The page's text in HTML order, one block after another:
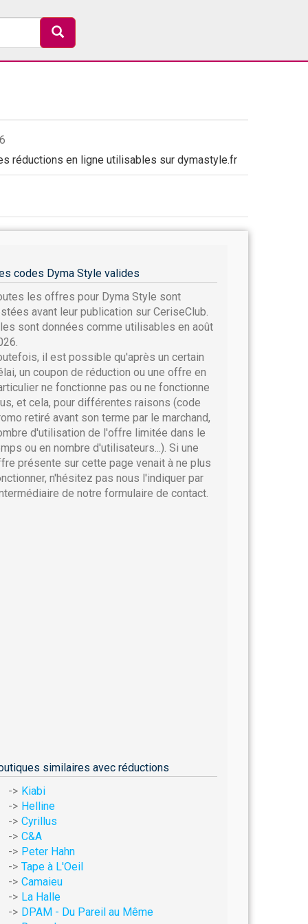
réductions en ligne utilisables sur dymastyle.fr
codes Dyma Style valides
les offres pour Dyma Style sont
avant leur publication sur CeriseClub.
sont données comme utilisables en août
il est possible qu'après un certain
un coupon de réduction ou une offre en
ne fonctionne pas ou ne fonctionne
et cela, pour différentes raisons (code
retiré avant son terme par le marchand,
d'utilisation de l'offre limitée dans le
ou en nombre d'utilisateurs...). Si une
présente sur cette page venait à ne plus
n'hésitez pas nous l'indiquer par
de notre formulaire de contact.
similaires avec réductions
Kiabi
Helline
Cyrillus
C&A
Peter Hahn
Tape à L'Oeil
Camaieu
La Halle
DPAM - Du Pareil au Même